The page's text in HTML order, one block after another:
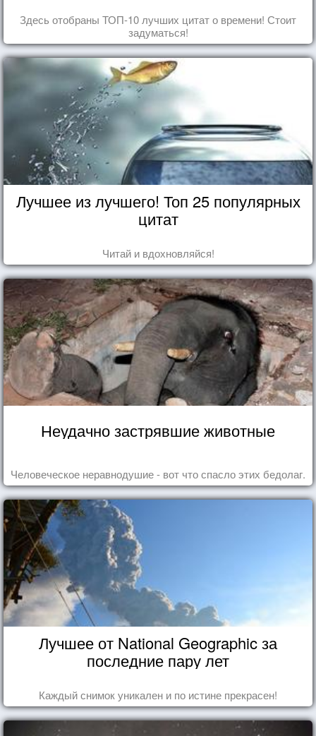
Здесь отобраны ТОП-10 лучших цитат о времени! Стоит
задуматься!
Лучшее из лучшего! Топ 25 популярных
цитат
Читай и вдохновляйся!
Неудачно застрявшие животные
Человеческое неравнодушие - вот что спасло этих бедолаг.
Лучшее от National Geographic за
последние пару лет
Каждый снимок уникален и по истине прекрасен!